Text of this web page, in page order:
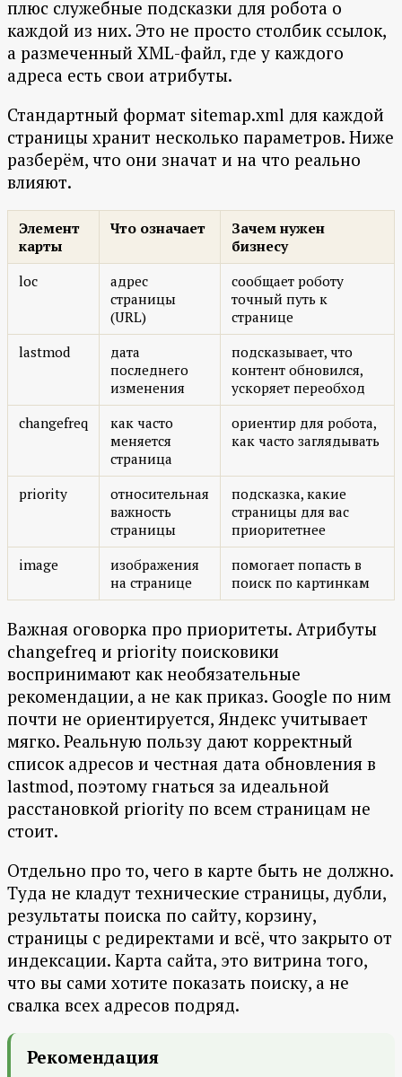
плюс служебные подсказки для робота о
каждой из них. Это не просто столбик ссылок,
а размеченный XML-файл, где у каждого
адреса есть свои атрибуты.
Стандартный формат sitemap.xml для каждой
страницы хранит несколько параметров. Ниже
разберём, что они значат и на что реально
влияют.
Элемент
карты
Что означает
Зачем нужен
бизнесу
loc
адрес
страницы
(URL)
сообщает роботу
точный путь к
странице
lastmod
дата
последнего
изменения
подсказывает, что
контент обновился,
ускоряет переобход
changefreq
как часто
меняется
страница
ориентир для робота,
как часто заглядывать
priority
относительная
важность
страницы
подсказка, какие
страницы для вас
приоритетнее
image
изображения
на странице
помогает попасть в
поиск по картинкам
Важная оговорка про приоритеты. Атрибуты
changefreq и priority поисковики
воспринимают как необязательные
рекомендации, а не как приказ. Google по ним
почти не ориентируется, Яндекс учитывает
мягко. Реальную пользу дают корректный
список адресов и честная дата обновления в
lastmod, поэтому гнаться за идеальной
расстановкой priority по всем страницам не
стоит.
Отдельно про то, чего в карте быть не должно.
Туда не кладут технические страницы, дубли,
результаты поиска по сайту, корзину,
страницы с редиректами и всё, что закрыто от
индексации. Карта сайта, это витрина того,
что вы сами хотите показать поиску, а не
свалка всех адресов подряд.
Рекомендация